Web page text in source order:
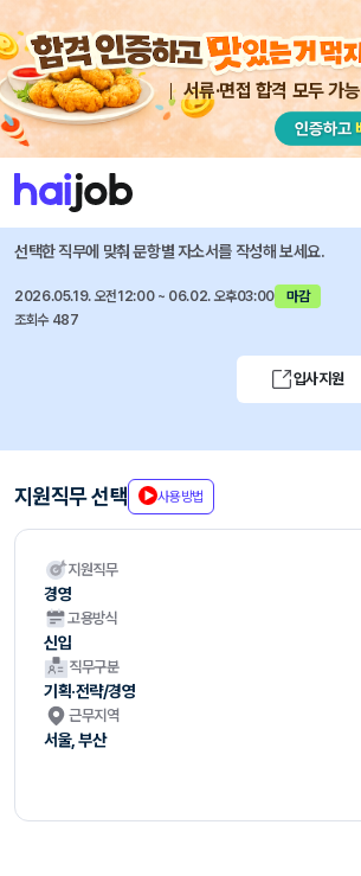
서류·면접 합격 모두 가능
채용공고 자소서 자유항목 자소서 내 작성목록
한국거래소 즐겨찾기
신입직원 채용
선택한 직무에 맞춰 문항별 자소서를 작성해 보세요.
2026.05.19. 오전12:00 ~ 06.02. 오후03:00
마감
조회수 487
입사지원
지원직무 선택 사용방법
지원직무
경영
고용방식
신입
직무구분
기획·전략/경영
근무지역
서울, 부산